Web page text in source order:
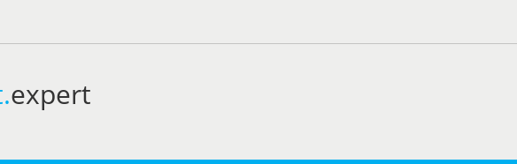
expert